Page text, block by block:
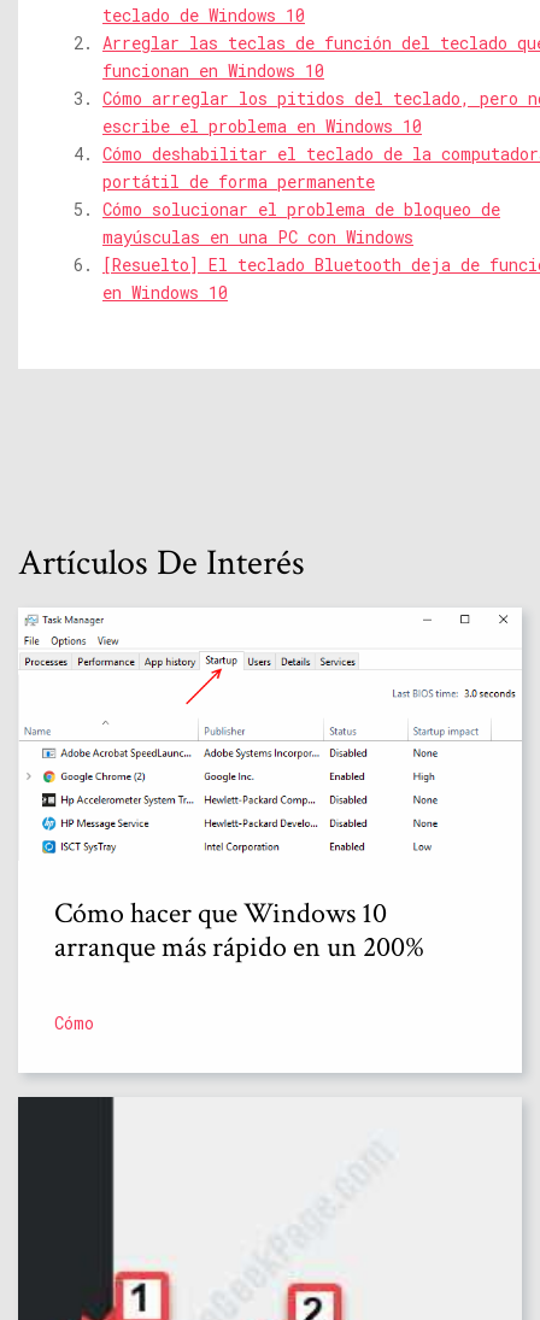
teclado de Windows 10
Arreglar las teclas de función del teclado
funcionan en Windows 10
Cómo arreglar los pitidos del teclado, pero
escribe el problema en Windows 10
Cómo deshabilitar el teclado de la
portátil de forma permanente
Cómo solucionar el problema de bloqueo de
mayúsculas en una PC con Windows
[Resuelto] El teclado Bluetooth deja de
en Windows 10
Artículos De Interés
Cómo hacer que Windows 10
arranque más rápido en un 200%
Cómo